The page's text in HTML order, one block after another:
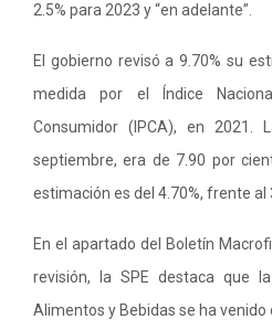
2.5% para 2023 y “en adelante”.
El gobierno revisó a 9.70% su
medida por el Índice
Consumidor (IPCA), en 2021.
septiembre, era de 7.90 por
estimación es del 4.70%, frente al
En el apartado del Boletín
revisión, la SPE destaca que
Alimentos y Bebidas se ha